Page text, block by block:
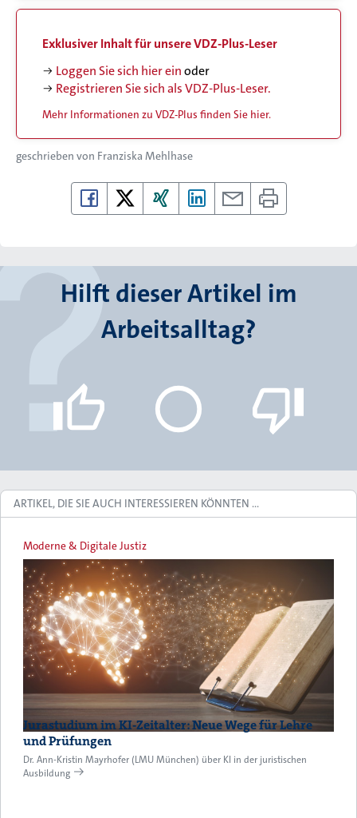
Exklusiver Inhalt für unsereVDZ-Plus-Leser
Loggen Sie sich hier einoder
Registrieren Sie sich als VDZ-Plus-Leser.
Mehr Informationen zu VDZ-Plus finden Sie hier.
geschrieben von Franziska Mehlhase
Hilft dieser Artikel im
Arbeitsalltag?
ARTIKEL, DIE SIE AUCH INTERESSIEREN KÖNNTEN …
Moderne & Digitale Justiz
Jurastudium im KI-Zeitalter: Neue Wege für Lehre
und Prüfungen
Dr. Ann-Kristin Mayrhofer (LMU München) über KI in der juristischen
Ausbildung